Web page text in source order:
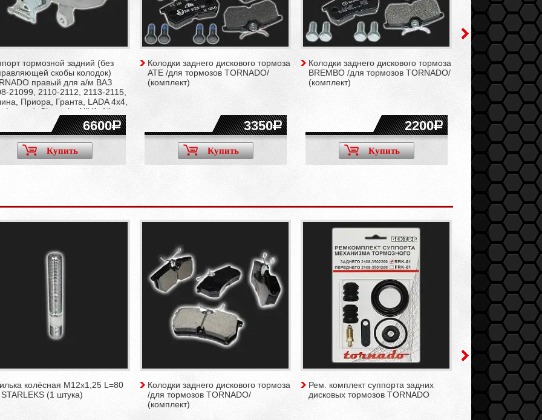
тормозной задний (без
скобы колодок)
правый для а/м ВАЗ
21099, 2110-2112, 2113-2115,
Приора, Гранта, LADA 4x4,
Legend, Chevrolet NIVA, Niva
6600
Купить
Колодки заднего дискового тормоза
ATE /для тормозов TORNADO/
(комплект)
3350
Купить
Колодки заднего дискового тормоза
BREMBO /для тормозов TORNADO/
(комплект)
2200
Купить
Колодки заднего
TRW /для
(комплект)
колёсная M12х1,25 L=80
(1 штука)
Колодки заднего дискового тормоза
/для тормозов TORNADO/
(комплект)
Рем. комплект суппорта задних
дисковых тормозов TORNADO
Колодки
BREMBO для а/
2110-2112, 2113-
Приора, Гранта /